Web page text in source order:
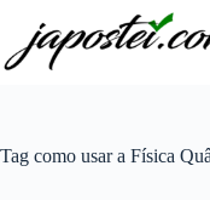
conteúdo
Tag como usar a Física